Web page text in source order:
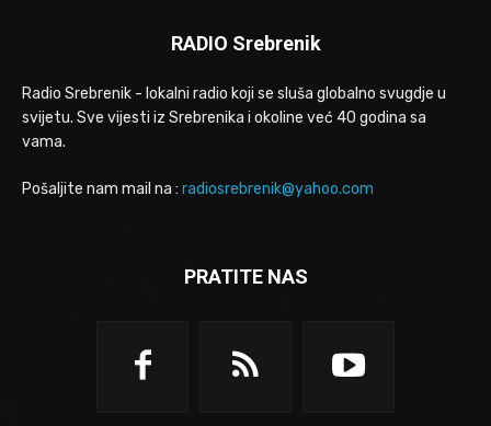
RADIO Srebrenik
Radio Srebrenik - lokalni radio koji se sluša globalno svugdje u
svijetu. Sve vijesti iz Srebrenika i okoline već 40 godina sa
vama.
Pošaljite nam mail na : radiosrebrenik@yahoo.com
PRATITE NAS